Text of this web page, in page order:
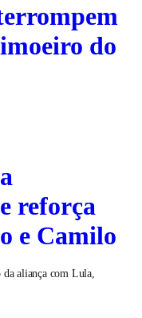
do
reforça
e Camilo
da aliança com Lula,